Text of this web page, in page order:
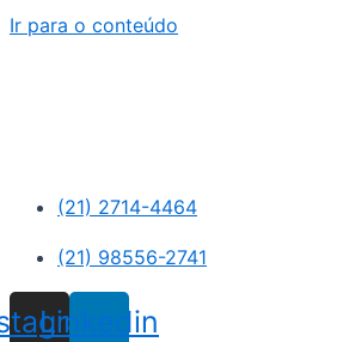
Ir para o conteúdo
(21) 2714-4464
(21) 98556-2741
Linkedin